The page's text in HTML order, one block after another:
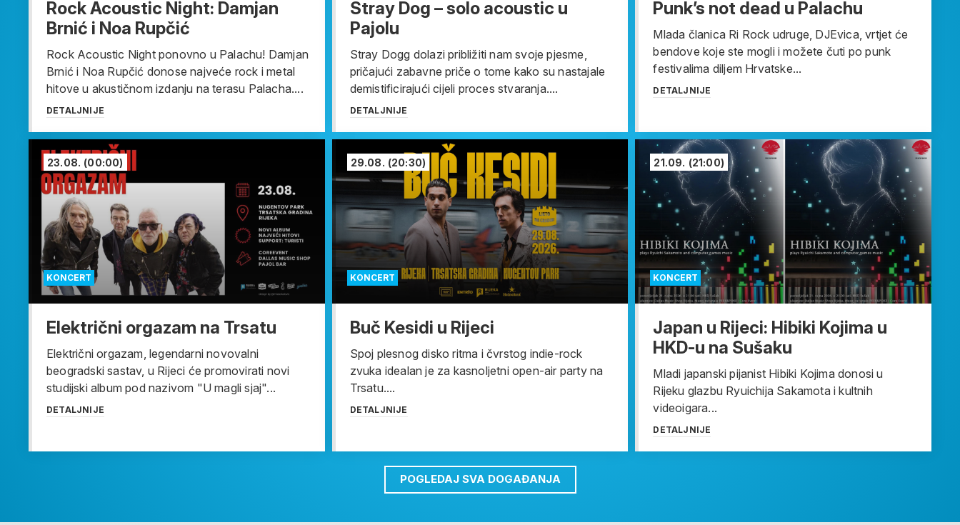
Rock Acoustic Night: Damjan
Brnić i Noa Rupčić
Rock Acoustic Night ponovno u Palachu! Damjan
Brnić i Noa Rupčić donose najveće rock i metal
hitove u akustičnom izdanju na terasu Palacha....
DETALJNIJE
Stray Dog – solo acoustic u
Pajolu
Stray Dogg dolazi približiti nam svoje pjesme,
pričajući zabavne priče o tome kako su nastajale
demistificirajući cijeli proces stvaranja....
DETALJNIJE
Punk’s not dead u Palachu
Mlada članica Ri Rock udruge, DJEvica, vrtjet će
bendove koje ste mogli i možete čuti po punk
festivalima diljem Hrvatske...
DETALJNIJE
KONCERT
23.08. (00:00)
Električni orgazam na Trsatu
Električni orgazam, legendarni novovalni
beogradski sastav, u Rijeci će promovirati novi
studijski album pod nazivom "U magli sjaj"...
DETALJNIJE
KONCERT
29.08. (20:30)
Buč Kesidi u Rijeci
Spoj plesnog disko ritma i čvrstog indie-rock
zvuka idealan je za kasnoljetni open-air party na
Trsatu....
DETALJNIJE
KONCERT
21.09. (21:00)
Japan u Rijeci: Hibiki Kojima u
HKD-u na Sušaku
Mladi japanski pijanist Hibiki Kojima donosi u
Rijeku glazbu Ryuichija Sakamota i kultnih
videoigara...
DETALJNIJE
POGLEDAJ SVA DOGAĐANJA